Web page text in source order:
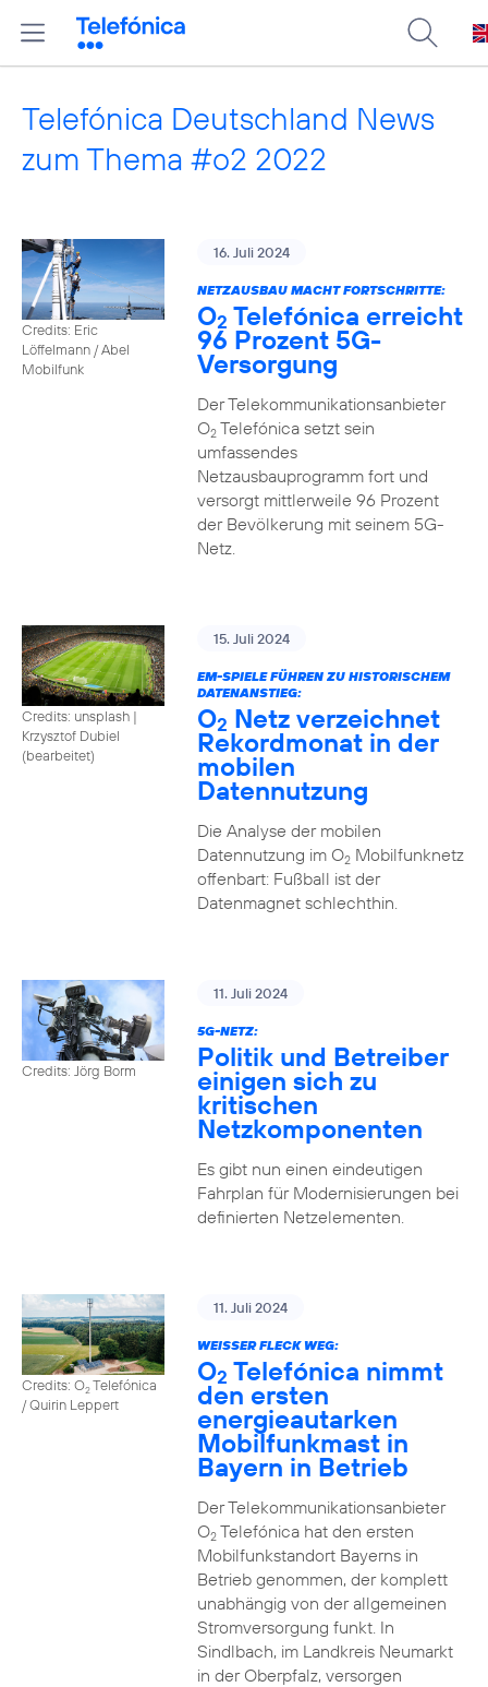
Telefónica Deutschland News
zum Thema #o2 2022
Credits: Eric
Löffelmann / Abel
Mobilfunk
16. Juli 2024
NETZAUSBAU MACHT FORTSCHRITTE:
O2 Telefónica erreicht
96 Prozent 5G-
Versorgung
Der Telekommunikationsanbieter
O2Telefónica setzt sein
umfassendes
Netzausbauprogramm fort und
versorgt mittlerweile 96 Prozent
der Bevölkerung mit seinem 5G-
Netz.
Credits: unsplash |
Krzysztof Dubiel
(bearbeitet)
15. Juli 2024
EM-SPIELE FÜHREN ZU HISTORISCHEM
DATENANSTIEG:
O2 Netz verzeichnet
Rekordmonat in der
mobilen
Datennutzung
Die Analyse der mobilen
Datennutzung im O2Mobilfunknetz
offenbart: Fußball ist der
Datenmagnet schlechthin.
Credits: Jörg Borm
11. Juli 2024
5G-NETZ:
Politik und Betreiber
einigen sich zu
kritischen
Netzkomponenten
Es gibt nun einen eindeutigen
Fahrplan für Modernisierungen bei
definierten Netzelementen.
Credits: O2Telefónica
/ Quirin Leppert
11. Juli 2024
WEISSER FLECK WEG:
O2 Telefónica nimmt
den ersten
energieautarken
Mobilfunkmast in
Bayern in Betrieb
Der Telekommunikationsanbieter
O2Telefónica hat den ersten
Mobilfunkstandort Bayerns in
Betrieb genommen, der komplett
unabhängig von der allgemeinen
Stromversorgung funkt. In
Sindlbach, im Landkreis Neumarkt
in der Oberpfalz, versorgen